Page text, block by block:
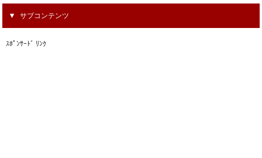
サブコンテンツ
ｽﾎﾟﾝｻｰﾄﾞ ﾘﾝｸ